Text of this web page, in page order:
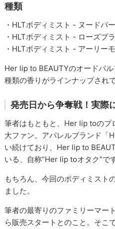
種類
・HLTボディミスト - ヌードパ
・HLTボディミスト - ローズブ
・HLTボディミスト - アーリー
Her lip to BEAUTYのオードパ
種類の香りがラインナップされて
発売日から争奪戦！実際
筆者はもともと、Her lip toのプ
大ファン。アパレルブランド「
い続けており、Her lip to
いる、自称“Her lip toオタク”です
もちろん、今回のボディミスト
ました。
筆者の最寄りのファミリーマー
ら販売スタートとのこと。そこ